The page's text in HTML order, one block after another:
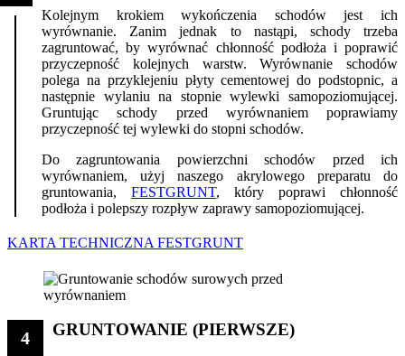
Kolejnym krokiem wykończenia schodów jest ich
wyrównanie. Zanim jednak to nastąpi, schody trzeba
zagruntować, by wyrównać chłonność podłoża i poprawić
przyczepność kolejnych warstw. Wyrównanie schodów
polega na przyklejeniu płyty cementowej do podstopnic, a
następnie wylaniu na stopnie wylewki samopoziomującej.
Gruntując schody przed wyrównaniem poprawiamy
przyczepność tej wylewki do stopni schodów.
Do zagruntowania powierzchni schodów przed ich
wyrównaniem, użyj naszego akrylowego preparatu do
gruntowania, FESTGRUNT, który poprawi chłonność
podłoża i polepszy rozpływ zaprawy samopoziomującej.
KARTA TECHNICZNA FESTGRUNT
4 GRUNTOWANIE (PIERWSZE)